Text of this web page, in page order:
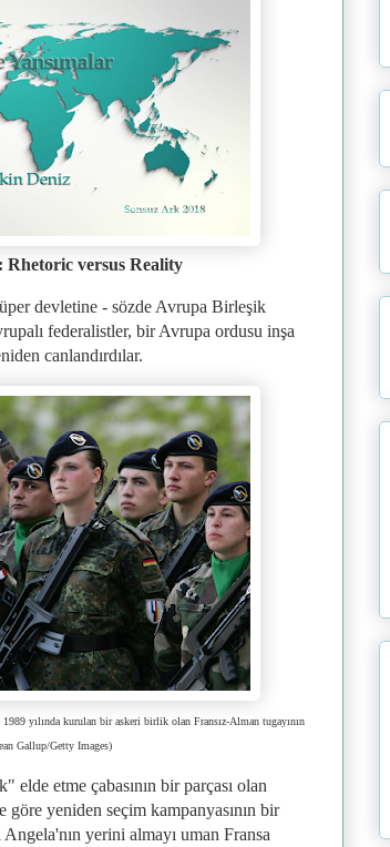
versus Reality
devletine - sözde Avrupa Birleşik
​​federalistler, bir Avrupa ordusu inşa
canlandırdılar.
yılında kurulan bir askeri birlik olan Fransız-Alman tugayının
Gallup/Getty Images)
etme çabasının bir parçası olan
göre yeniden seçim kampanyasının bir
yerini almayı uman Fransa